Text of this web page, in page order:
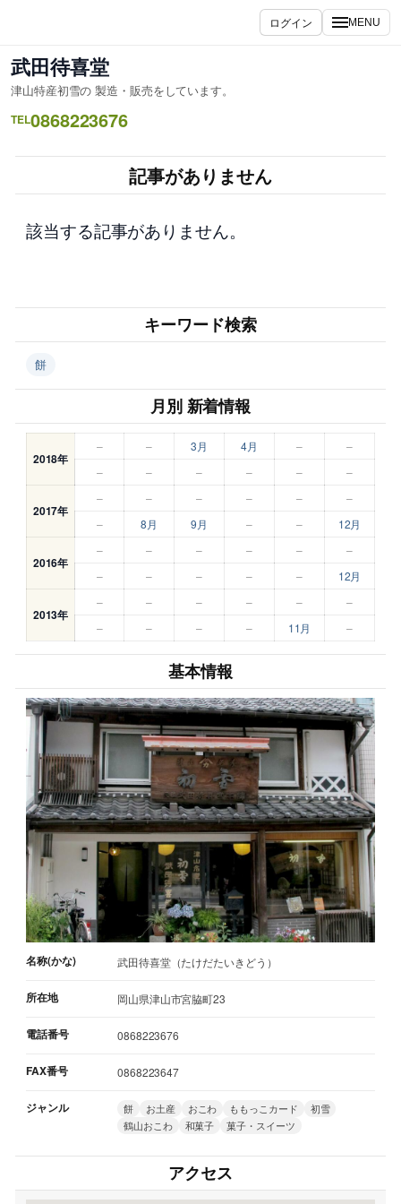
を
ス
キ
ッ
ログイン MENU
武田待喜堂
津山特産初雪の 製造・販売をしています。
TEL0868223676
記事がありません
該当する記事がありません。
キーワード検索
餅
月別 新着情報
2018年
– – 3月 4月 –
–
–
– – – – –
2017年
– – – – –
–
–
8月 9月 – – 12月
2016年
– – – – –
–
–
– – – – 12月
2013年
– – – – –
–
–
– – – 11月 –
基本情報
名称(かな) 武田待喜堂（たけだたいきどう）
所在地 岡山県津山市宮脇町23
電話番号 0868223676
FAX番号 0868223647
ジャンル 餅 お土産 おこわ ももっこカード
初雪
鶴山おこわ
和菓子 菓子・スイーツ
アクセス